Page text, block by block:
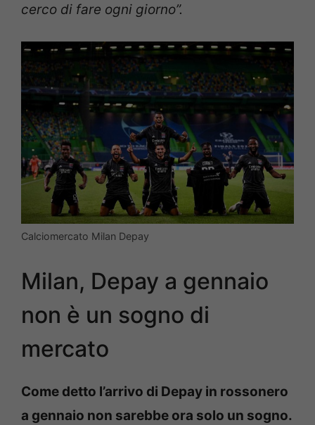
cerco di fare ogni giorno”.
Calciomercato Milan Depay
Milan, Depay a gennaio
non è un sogno di
mercato
Come detto l’arrivo di Depay in rossonero
a gennaio non sarebbe ora solo un sogno.